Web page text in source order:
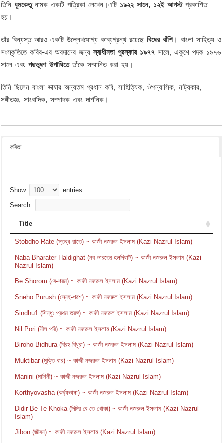
তিনিধূমকেতুনামক একটি পত্রিকা লেখেন।এটি ১৯২২ সালে, ১২ই আগস্টপ্রকাশিত
হয়।
তাঁর বিন্যস্ত আরও একটি উল্লেখযোগ্য কাব্যগ্রন্থ রয়েছেবিষের বাঁশি। বাংলা সাহিত্য ও
সংস্কৃতিতে কবির-এর অবদানের জন্যস্বাধীনতা পুরস্কার ১৯৭৭সালে, একুশে পদক ১৯৭৬
সালে এবংপদ্মভূষণ উপাধিতেতাঁকে সম্মানিত করা হয়।
তিনি ছিলেন বাংলা ভাষার অন্যতম প্রধান কবি, সাহিত্যিক, ঔপন্যাসিক, নাট্যকার,
সঙ্গীতজ্ঞ, সাংবাদিক, সম্পাদক এবং দার্শনিক।
কবিতা
Show
entries
Search:
Title
Stobdho Rate (স্তব্ধ-রাতে) ~ কাজী নজরুল ইসলাম (Kazi Nazrul Islam)
Naba Bharater Haldighat (নব ভারতের হলদিঘাট) ~ কাজী নজরুল ইসলাম (Kazi
Nazrul Islam)
Be Shorom (বে-শরম) ~ কাজী নজরুল ইসলাম (Kazi Nazrul Islam)
Sneho Purush (স্নেহ-পরশ) ~ কাজী নজরুল ইসলাম (Kazi Nazrul Islam)
Sindhu1 (সিন্ধুঃ প্রথম তরঙ্গ) ~ কাজী নজরুল ইসলাম (Kazi Nazrul Islam)
Nil Pori (নীল পরি) ~ কাজী নজরুল ইসলাম (Kazi Nazrul Islam)
Biroho Bidhura (বিরহ-বিধুরা) ~ কাজী নজরুল ইসলাম (Kazi Nazrul Islam)
Muktibar (মুক্তি-বার) ~ কাজী নজরুল ইসলাম (Kazi Nazrul Islam)
Manini (মানিনী) ~ কাজী নজরুল ইসলাম (Kazi Nazrul Islam)
Korthyovasha (কর্থ্যভাষা) ~ কাজী নজরুল ইসলাম (Kazi Nazrul Islam)
Didir Be Te Khoka (দিদির বে-তে খোকা) ~ কাজী নজরুল ইসলাম (Kazi Nazrul
Islam)
Jibon (জীবন) ~ কাজী নজরুল ইসলাম (Kazi Nazrul Islam)